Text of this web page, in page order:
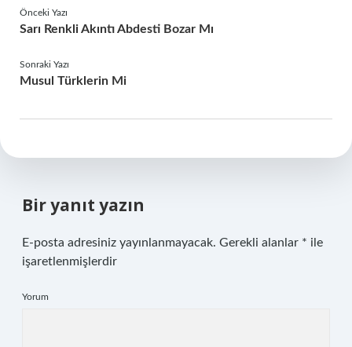
Önceki Yazı
Sarı Renkli Akıntı Abdesti Bozar Mı
Sonraki Yazı
Musul Türklerin Mi
Bir yanıt yazın
E-posta adresiniz yayınlanmayacak. Gerekli alanlar * ile
işaretlenmişlerdir
Yorum